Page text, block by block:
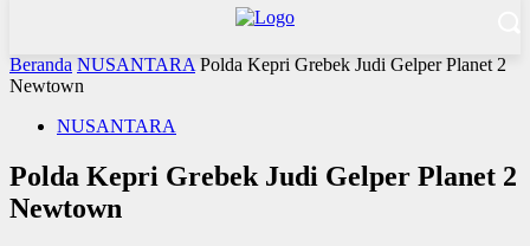
Beranda NUSANTARA Polda Kepri Grebek Judi Gelper Planet 2
Newtown
NUSANTARA
Polda Kepri Grebek Judi Gelper Planet 2
Newtown